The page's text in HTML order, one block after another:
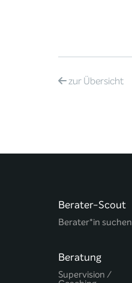
zurÜbersicht
Berater-Scout
Berater*in suchen
Beratung
Supervision /